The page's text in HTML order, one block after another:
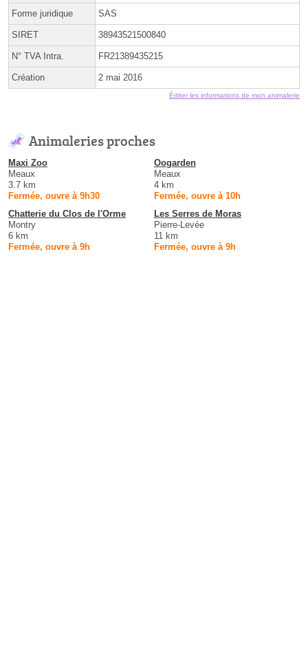
Forme juridique SAS
SIRET 38943521500840
N° TVA Intra. FR21389435215
Création 2 mai 2016
Éditer les informations de mon animalerie
Animaleries proches
Maxi Zoo
Meaux
3.7 km
Fermée, ouvre à 9h30
Oogarden
Meaux
4 km
Fermée, ouvre à 10h
Chatterie du Clos de l'Orme
Montry
6 km
Fermée, ouvre à 9h
Les Serres de Moras
Pierre-Levée
11 km
Fermée, ouvre à 9h